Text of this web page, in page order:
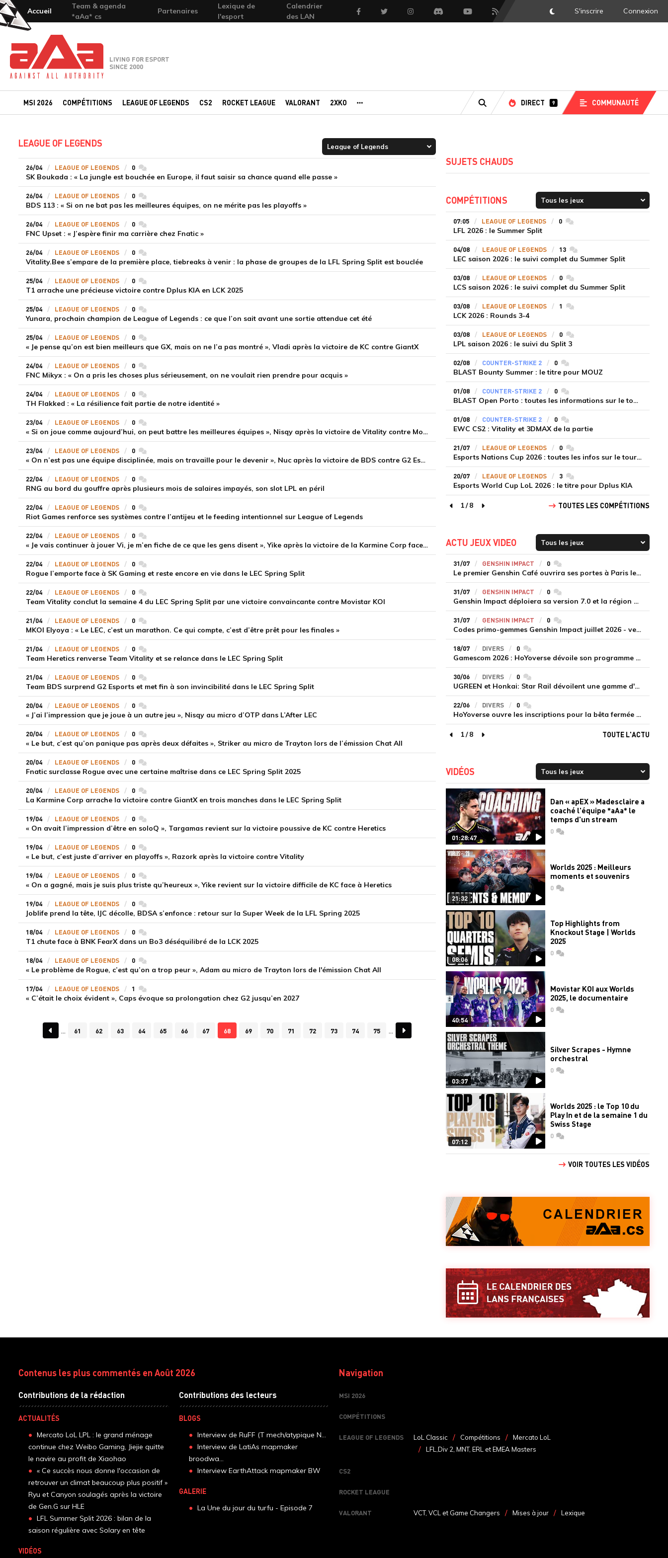
Accueil
Team & agenda
*aAa* cs
Partenaires
Lexique de
l'esport
Calendrier
des LAN
FacebookTwitter InstagramDiscord YoutubeFlux RSS DarkMode
S'inscrire Connexion
Team-aAa - against All authority
LIVING FOR ESPORT
SINCE 2000
MSI 2026 COMPÉTITIONS LEAGUE OF LEGENDS CS2 ROCKET LEAGUE VALORANT 2XKO
RECHERCHE
DIRECT 9 COMMUNAUTÉ
LEAGUE OF LEGENDS
26/04 LEAGUE OF LEGENDS 0 commentaires
SK Boukada : « La jungle est bouchée en Europe, il faut saisir sa chance quand elle passe »
26/04 LEAGUE OF LEGENDS 0 commentaires
BDS 113 : « Si on ne bat pas les meilleures équipes, on ne mérite pas les playoffs »
26/04 LEAGUE OF LEGENDS 0 commentaires
FNC Upset : « J’espère finir ma carrière chez Fnatic »
26/04 LEAGUE OF LEGENDS 0 commentaires
Vitality.Bee s’empare de la première place, tiebreaks à venir : la phase de groupes de la LFL Spring Split est bouclée
25/04 LEAGUE OF LEGENDS 0 commentaires
T1 arrache une précieuse victoire contre Dplus KIA en LCK 2025
25/04 LEAGUE OF LEGENDS 0 commentaires
Yunara, prochain champion de League of Legends : ce que l’on sait avant une sortie attendue cet été
25/04 LEAGUE OF LEGENDS 0 commentaires
« Je pense qu’on est bien meilleurs que GX, mais on ne l’a pas montré », Vladi après la victoire de KC contre GiantX
24/04 LEAGUE OF LEGENDS 0 commentaires
FNC Mikyx : « On a pris les choses plus sérieusement, on ne voulait rien prendre pour acquis »
24/04 LEAGUE OF LEGENDS 0 commentaires
TH Flakked : « La résilience fait partie de notre identité »
23/04 LEAGUE OF LEGENDS 0 commentaires
« Si on joue comme aujourd’hui, on peut battre les meilleures équipes », Nisqy après la victoire de Vitality contre Movistar KOI
23/04 LEAGUE OF LEGENDS 0 commentaires
« On n’est pas une équipe disciplinée, mais on travaille pour le devenir », Nuc après la victoire de BDS contre G2 Esports
22/04 LEAGUE OF LEGENDS 0 commentaires
RNG au bord du gouffre après plusieurs mois de salaires impayés, son slot LPL en péril
22/04 LEAGUE OF LEGENDS 0 commentaires
Riot Games renforce ses systèmes contre l’antijeu et le feeding intentionnel sur League of Legends
22/04 LEAGUE OF LEGENDS 0 commentaires
« Je vais continuer à jouer Vi, je m’en fiche de ce que les gens disent », Yike après la victoire de la Karmine Corp face à GIANTX
22/04 LEAGUE OF LEGENDS 0 commentaires
Rogue l’emporte face à SK Gaming et reste encore en vie dans le LEC Spring Split
22/04 LEAGUE OF LEGENDS 0 commentaires
Team Vitality conclut la semaine 4 du LEC Spring Split par une victoire convaincante contre Movistar KOI
21/04 LEAGUE OF LEGENDS 0 commentaires
MKOI Elyoya : « Le LEC, c’est un marathon. Ce qui compte, c’est d’être prêt pour les finales »
21/04 LEAGUE OF LEGENDS 0 commentaires
Team Heretics renverse Team Vitality et se relance dans le LEC Spring Split
21/04 LEAGUE OF LEGENDS 0 commentaires
Team BDS surprend G2 Esports et met fin à son invincibilité dans le LEC Spring Split
20/04 LEAGUE OF LEGENDS 0 commentaires
« J’ai l’impression que je joue à un autre jeu », Nisqy au micro d’OTP dans L’After LEC
20/04 LEAGUE OF LEGENDS 0 commentaires
« Le but, c’est qu’on panique pas après deux défaites », Striker au micro de Trayton lors de l’émission Chat All
20/04 LEAGUE OF LEGENDS 0 commentaires
Fnatic surclasse Rogue avec une certaine maîtrise dans ce LEC Spring Split 2025
20/04 LEAGUE OF LEGENDS 0 commentaires
La Karmine Corp arrache la victoire contre GiantX en trois manches dans le LEC Spring Split
19/04 LEAGUE OF LEGENDS 0 commentaires
« On avait l’impression d’être en soloQ », Targamas revient sur la victoire poussive de KC contre Heretics
19/04 LEAGUE OF LEGENDS 0 commentaires
« Le but, c’est juste d’arriver en playoffs », Razork après la victoire contre Vitality
19/04 LEAGUE OF LEGENDS 0 commentaires
« On a gagné, mais je suis plus triste qu’heureux », Yike revient sur la victoire difficile de KC face à Heretics
19/04 LEAGUE OF LEGENDS 0 commentaires
Joblife prend la tête, IJC décolle, BDSA s’enfonce : retour sur la Super Week de la LFL Spring 2025
18/04 LEAGUE OF LEGENDS 0 commentaires
T1 chute face à BNK FearX dans un Bo3 déséquilibré de la LCK 2025
18/04 LEAGUE OF LEGENDS 0 commentaires
« Le problème de Rogue, c’est qu’on a trop peur », Adam au micro de Trayton lors de l'émission Chat All
17/04 LEAGUE OF LEGENDS 1 commentaires
« C’était le choix évident », Caps évoque sa prolongation chez G2 jusqu’en 2027
61 62 63 64 65 66 67 68 69 70 71 72 73 74 75
SUJETS CHAUDS
COMPÉTITIONS
07:05 LEAGUE OF LEGENDS 0commentaires
LFL 2026 : le Summer Split
04/08 LEAGUE OF LEGENDS 13commentaires
LEC saison 2026 : le suivi complet du Summer Split
03/08 LEAGUE OF LEGENDS 0commentaires
LCS saison 2026 : le suivi complet du Summer Split
03/08 LEAGUE OF LEGENDS 1 commentaires
LCK 2026 : Rounds 3-4
03/08 LEAGUE OF LEGENDS 0commentaires
LPL saison 2026 : le suivi du Split 3
02/08 COUNTER-STRIKE 2 0commentaires
BLAST Bounty Summer : le titre pour MOUZ
01/08 COUNTER-STRIKE 2 0commentaires
BLAST Open Porto : toutes les informations sur le tournoi
01/08 COUNTER-STRIKE 2 0commentaires
EWC CS2 : Vitality et 3DMAX de la partie
21/07 LEAGUE OF LEGENDS 0commentaires
Esports Nations Cup 2026 : toutes les infos sur le tournoi
20/07 LEAGUE OF LEGENDS 3commentaires
Esports World Cup LoL 2026 : le titre pour Dplus KIA
page précédente
1/8
page suivante
TOUTES LES COMPÉTITIONS
ACTU JEUX VIDEO
31/07 GENSHIN IMPACT 0commentaires
Le premier Genshin Café ouvrira ses portes à Paris le 14 août
31/07 GENSHIN IMPACT 0commentaires
Genshin Impact déploiera sa version 7.0 et la région de Snezhnaya le 12 août
31/07 GENSHIN IMPACT 0commentaires
Codes primo-gemmes Genshin Impact juillet 2026 - version 7.0
18/07 DIVERS 0commentaires
Gamescom 2026 : HoYoverse dévoile son programme et présente deux nouveaux jeux inédits
30/06 DIVERS 0commentaires
UGREEN et Honkai: Star Rail dévoilent une gamme d'accessoires de recharge en édition limitée
22/06 DIVERS 0commentaires
HoYoverse ouvre les inscriptions pour la bêta fermée de Honkai : Nexus Anima
page précédente
1/8
page suivante
TOUTE L'ACTU
VIDÉOS
01:28:47
Dan « apEX » Madesclaire a
coaché l'équipe *aAa* le
temps d'un stream
0commentaires
21:32
Worlds 2025 : Meilleurs
moments et souvenirs
0commentaires
08:06
Top Highlights from
Knockout Stage | Worlds
2025
0commentaires
40:54
Movistar KOI aux Worlds
2025, le documentaire
0commentaires
03:37
Silver Scrapes - Hymne
orchestral
0commentaires
07:12
Worlds 2025 : le Top 10 du
Play In et de la semaine 1 du
Swiss Stage
0commentaires
VOIR TOUTES LES VIDÉOS
Contenus les plus commentés en Août 2026
Contributions de la rédaction
ACTUALITÉS
Mercato LoL LPL : le grand ménage
continue chez Weibo Gaming, Jiejie quitte
le navire au profit de Xiaohao
« Ce succès nous donne l'occasion de
retrouver un climat beaucoup plus positif »
Ryu et Canyon soulagés après la victoire
de Gen.G sur HLE
LFL Summer Split 2026 : bilan de la
saison régulière avec Solary en tête
VIDÉOS
Contributions des lecteurs
BLOGS
Interview de RuFF (T mech/atypique N...
Interview de LatiAs mapmaker
broodwa...
Interview EarthAttack mapmaker BW
GALERIE
La Une du jour du turfu - Episode 7
Navigation
MSI 2026
COMPÉTITIONS
LEAGUE OF LEGENDS LoL Classic Compétitions
Mercato LoL
LFL,Div 2, MNT, ERL et EMEA Masters
CS2
ROCKET LEAGUE
VALORANT VCT, VCL et Game Changers Mises à jour Lexique